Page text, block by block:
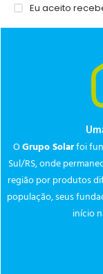
Eu aceito
OGrupo Solarfoi
Sul/RS, onde
região por produtos
população, seus
início